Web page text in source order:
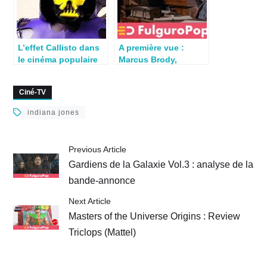
L’effet Callisto dans
le cinéma populaire
A première vue :
Marcus Brody,
Ciné-TV
indiana jones
Previous Article
Gardiens de la Galaxie Vol.3 : analyse de la
bande-annonce
Next Article
Masters of the Universe Origins : Review
Triclops (Mattel)